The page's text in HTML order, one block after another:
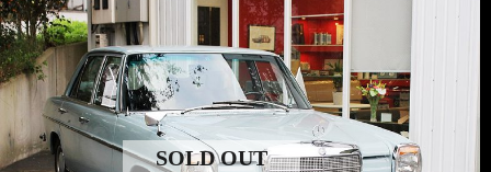
SOLD OUT